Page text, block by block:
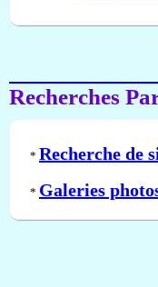
Recherches
* Recherche de
* Galeries